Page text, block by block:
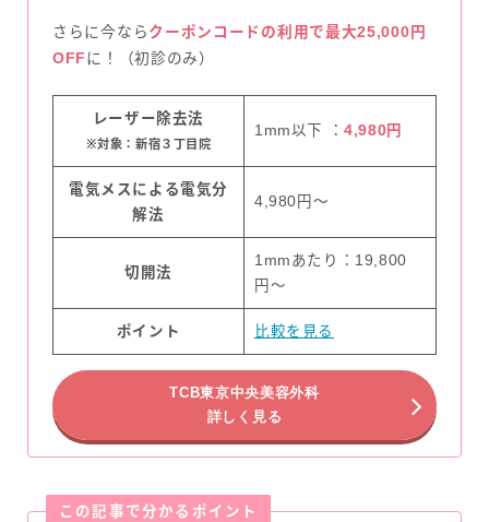
さらに今なら クーポンコードの利用で最大25,000円
OFF に！（初診のみ）
レーザー除去法
※対象：新宿３丁目院
1mm以下 ：4,980円
電気メスによる電気分
解法
4,980円〜
切開法
1mmあたり：19,800
円〜
ポイント 比較を見る
TCB東京中央美容外科
詳しく見る
この記事で分かるポイント